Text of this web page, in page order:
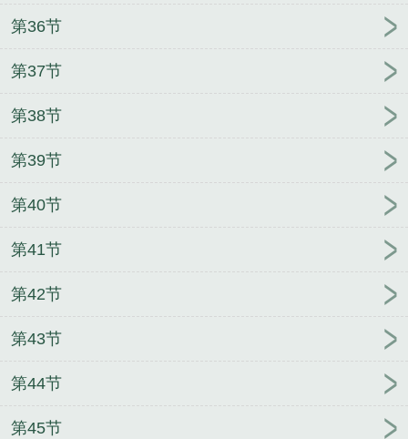
第36节
第37节
第38节
第39节
第40节
第41节
第42节
第43节
第44节
第45节